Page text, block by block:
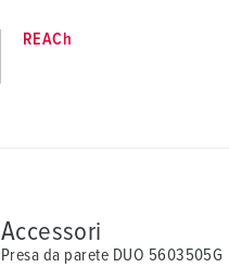
REACh
Accessori
Presa da parete DUO 5603505G